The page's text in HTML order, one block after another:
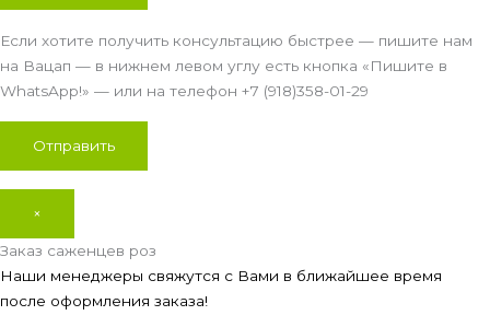
Если хотите получить консультацию быстрее — пишите нам
на Вацап — в нижнем левом углу есть кнопка «Пишите в
WhatsApp!» — или на телефон +7 (918)358-01-29
×
Заказ саженцев роз
Наши менеджеры свяжутся с Вами в ближайшее время
после оформления заказа!